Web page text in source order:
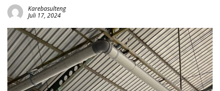
Karebasulteng
Juli 17, 2024